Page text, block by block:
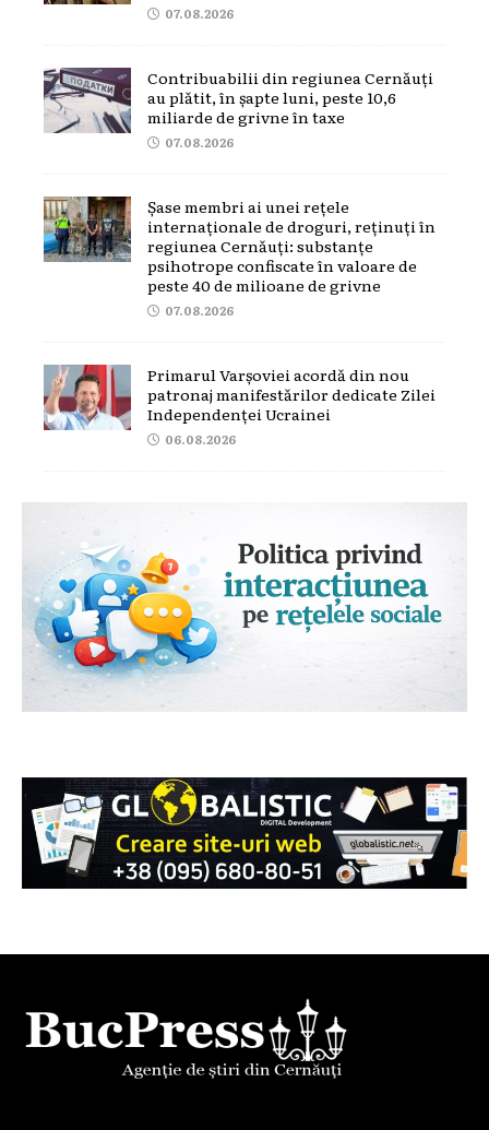
07.08.2026
Contribuabilii din regiunea Cernăuți
au plătit, în șapte luni, peste 10,6
miliarde de grivne în taxe
07.08.2026
Șase membri ai unei rețele
internaționale de droguri, reținuți în
regiunea Cernăuți: substanțe
psihotrope confiscate în valoare de
peste 40 de milioane de grivne
07.08.2026
Primarul Varșoviei acordă din nou
patronaj manifestărilor dedicate Zilei
Independenței Ucrainei
06.08.2026